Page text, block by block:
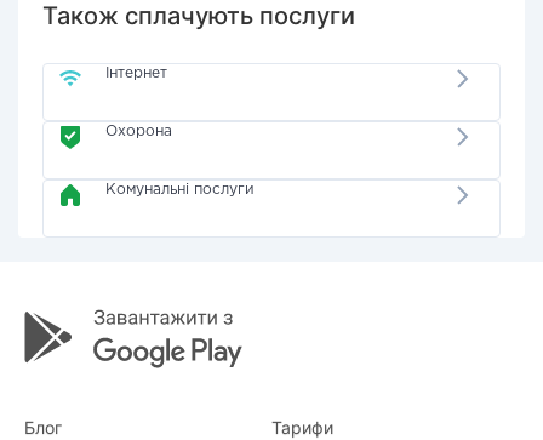
Також сплачують послуги
Інтернет
Охорона
Комунальні послуги
Блог Тарифи